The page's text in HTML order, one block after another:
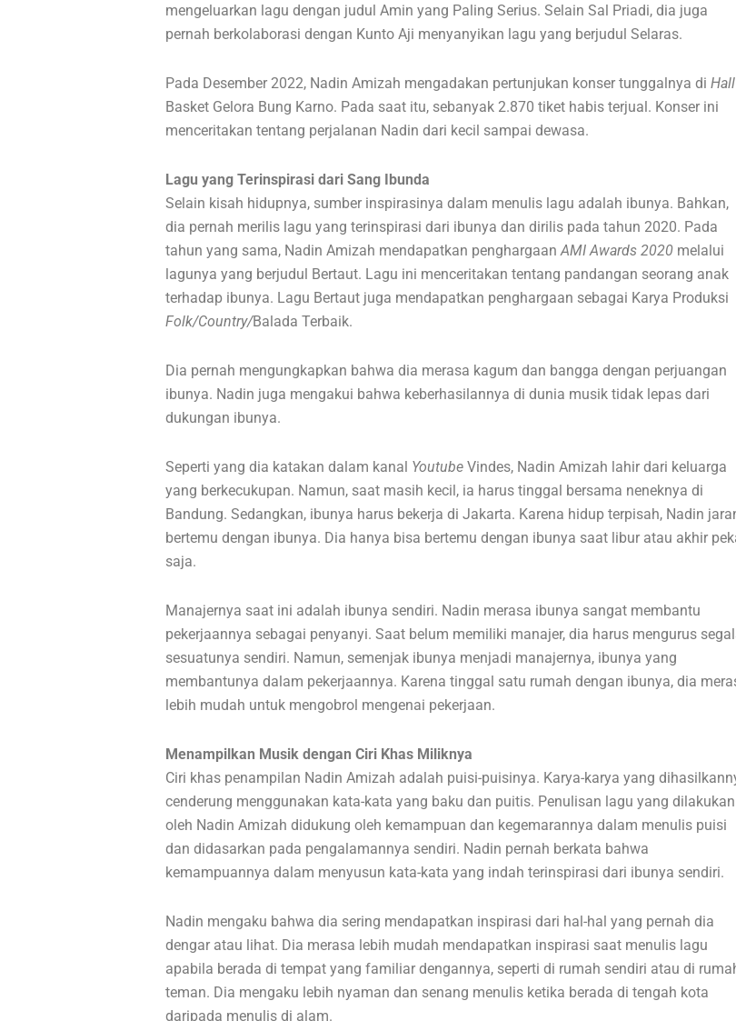
mengeluarkan lagu dengan judul Amin yang Paling Serius. Selain Sal Priadi, dia juga
pernah berkolaborasi dengan Kunto Aji menyanyikan lagu yang berjudul Selaras.
Pada Desember 2022, Nadin Amizah mengadakan pertunjukan konser tunggalnya di Hall
Basket Gelora Bung Karno. Pada saat itu, sebanyak 2.870 tiket habis terjual. Konser ini
menceritakan tentang perjalanan Nadin dari kecil sampai dewasa.
Lagu yang Terinspirasi dari Sang Ibunda
Selain kisah hidupnya, sumber inspirasinya dalam menulis lagu adalah ibunya. Bahkan,
dia pernah merilis lagu yang terinspirasi dari ibunya dan dirilis pada tahun 2020. Pada
tahun yang sama, Nadin Amizah mendapatkan penghargaan AMI Awards 2020 melalui
lagunya yang berjudul Bertaut. Lagu ini menceritakan tentang pandangan seorang anak
terhadap ibunya. Lagu Bertaut juga mendapatkan penghargaan sebagai Karya Produksi
Folk/Country/Balada Terbaik.
Dia pernah mengungkapkan bahwa dia merasa kagum dan bangga dengan perjuangan
ibunya. Nadin juga mengakui bahwa keberhasilannya di dunia musik tidak lepas dari
dukungan ibunya.
Seperti yang dia katakan dalam kanal Youtube Vindes, Nadin Amizah lahir dari keluarga
yang berkecukupan. Namun, saat masih kecil, ia harus tinggal bersama neneknya di
Bandung. Sedangkan, ibunya harus bekerja di Jakarta. Karena hidup terpisah, Nadin
bertemu dengan ibunya. Dia hanya bisa bertemu dengan ibunya saat libur atau akhir
saja.
Manajernya saat ini adalah ibunya sendiri. Nadin merasa ibunya sangat membantu
pekerjaannya sebagai penyanyi. Saat belum memiliki manajer, dia harus mengurus
sesuatunya sendiri. Namun, semenjak ibunya menjadi manajernya, ibunya yang
membantunya dalam pekerjaannya. Karena tinggal satu rumah dengan ibunya, dia
lebih mudah untuk mengobrol mengenai pekerjaan.
Menampilkan Musik dengan Ciri Khas Miliknya
Ciri khas penampilan Nadin Amizah adalah puisi-puisinya. Karya-karya yang
cenderung menggunakan kata-kata yang baku dan puitis. Penulisan lagu yang dilakukan
oleh Nadin Amizah didukung oleh kemampuan dan kegemarannya dalam menulis puisi
dan didasarkan pada pengalamannya sendiri. Nadin pernah berkata bahwa
kemampuannya dalam menyusun kata-kata yang indah terinspirasi dari ibunya sendiri.
Nadin mengaku bahwa dia sering mendapatkan inspirasi dari hal-hal yang pernah dia
dengar atau lihat. Dia merasa lebih mudah mendapatkan inspirasi saat menulis lagu
apabila berada di tempat yang familiar dengannya, seperti di rumah sendiri atau di
teman. Dia mengaku lebih nyaman dan senang menulis ketika berada di tengah kota
daripada menulis di alam.